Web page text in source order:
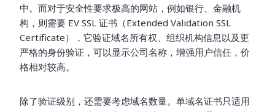
中。而对于安全性要求极高的网站，例如银行、金融机
构，则需要 EV SSL 证书（Extended Validation SSL
Certificate），它验证域名所有权、组织机构信息以及更
严格的身份验证，可以显示公司名称，增强用户信任，价
格相对较高。
除了验证级别，还需要考虑域名数量。单域名证书只适用